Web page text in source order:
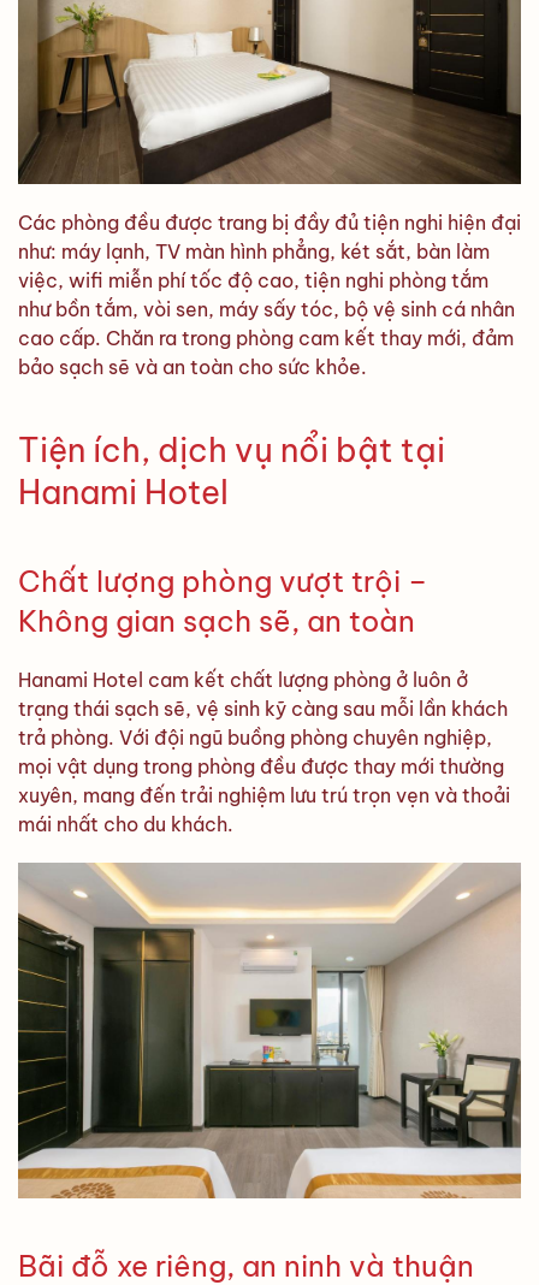
Các phòng đều được trang bị đầy đủ tiện nghi hiện đại
như: máy lạnh, TV màn hình phẳng, két sắt, bàn làm
việc, wifi miễn phí tốc độ cao, tiện nghi phòng tắm
như bồn tắm, vòi sen, máy sấy tóc, bộ vệ sinh cá nhân
cao cấp. Chăn ra trong phòng cam kết thay mới, đảm
bảo sạch sẽ và an toàn cho sức khỏe.
Tiện ích, dịch vụ nổi bật tại
Hanami Hotel
Chất lượng phòng vượt trội –
Không gian sạch sẽ, an toàn
Hanami Hotel cam kết chất lượng phòng ở luôn ở
trạng thái sạch sẽ, vệ sinh kỹ càng sau mỗi lần khách
trả phòng. Với đội ngũ buồng phòng chuyên nghiệp,
mọi vật dụng trong phòng đều được thay mới thường
xuyên, mang đến trải nghiệm lưu trú trọn vẹn và thoải
mái nhất cho du khách.
Bãi đỗ xe riêng, an ninh và thuận